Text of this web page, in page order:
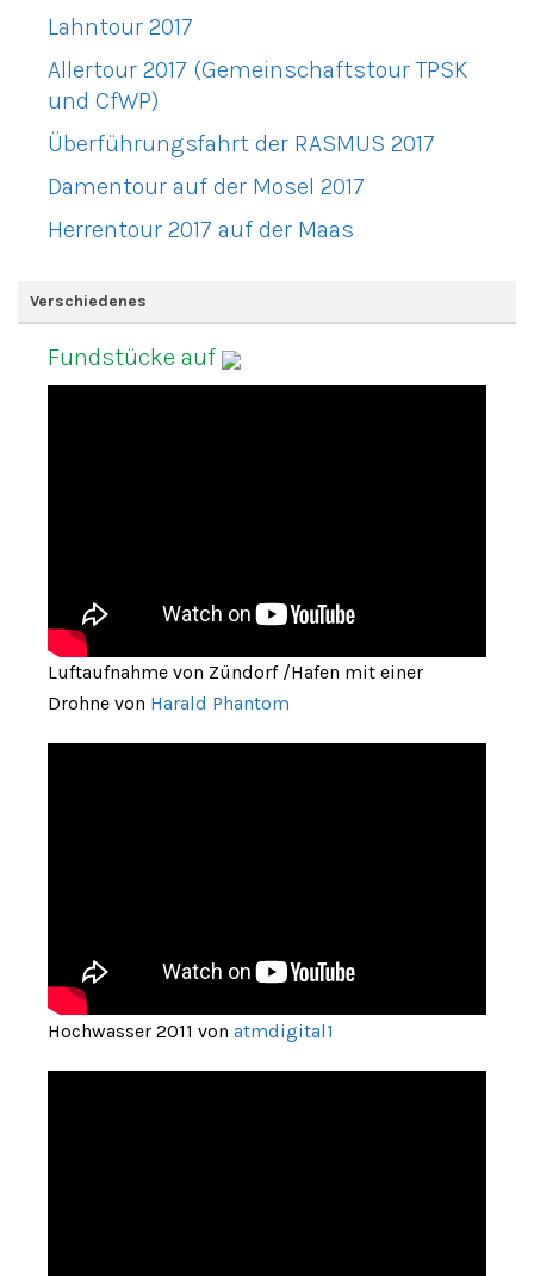
Lahntour 2017
Allertour 2017 (Gemeinschaftstour TPSK
und CfWP)
Überführungsfahrt der RASMUS 2017
Damentour auf der Mosel 2017
Herrentour 2017 auf der Maas
Verschiedenes
Fundstücke auf
Luftaufnahme von Zündorf /Hafen mit einer
Drohne von Harald Phantom
Hochwasser 2011 von atmdigital1